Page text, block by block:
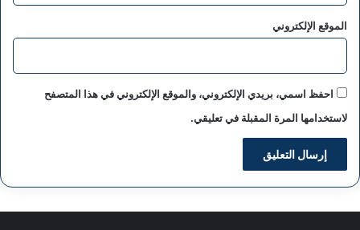
الموقع الإلكتروني
احفظ اسمي، بريدي الإلكتروني، والموقع الإلكتروني في هذا المتصفح
لاستخدامها المرة المقبلة في تعليقي.